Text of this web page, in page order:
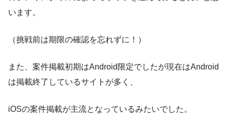
います。
（挑戦前は期限の確認を忘れずに！）
また、案件掲載初期はAndroid限定でしたが現在はAndroid
は掲載終了しているサイトが多く、
iOSの案件掲載が主流となっているみたいでした。